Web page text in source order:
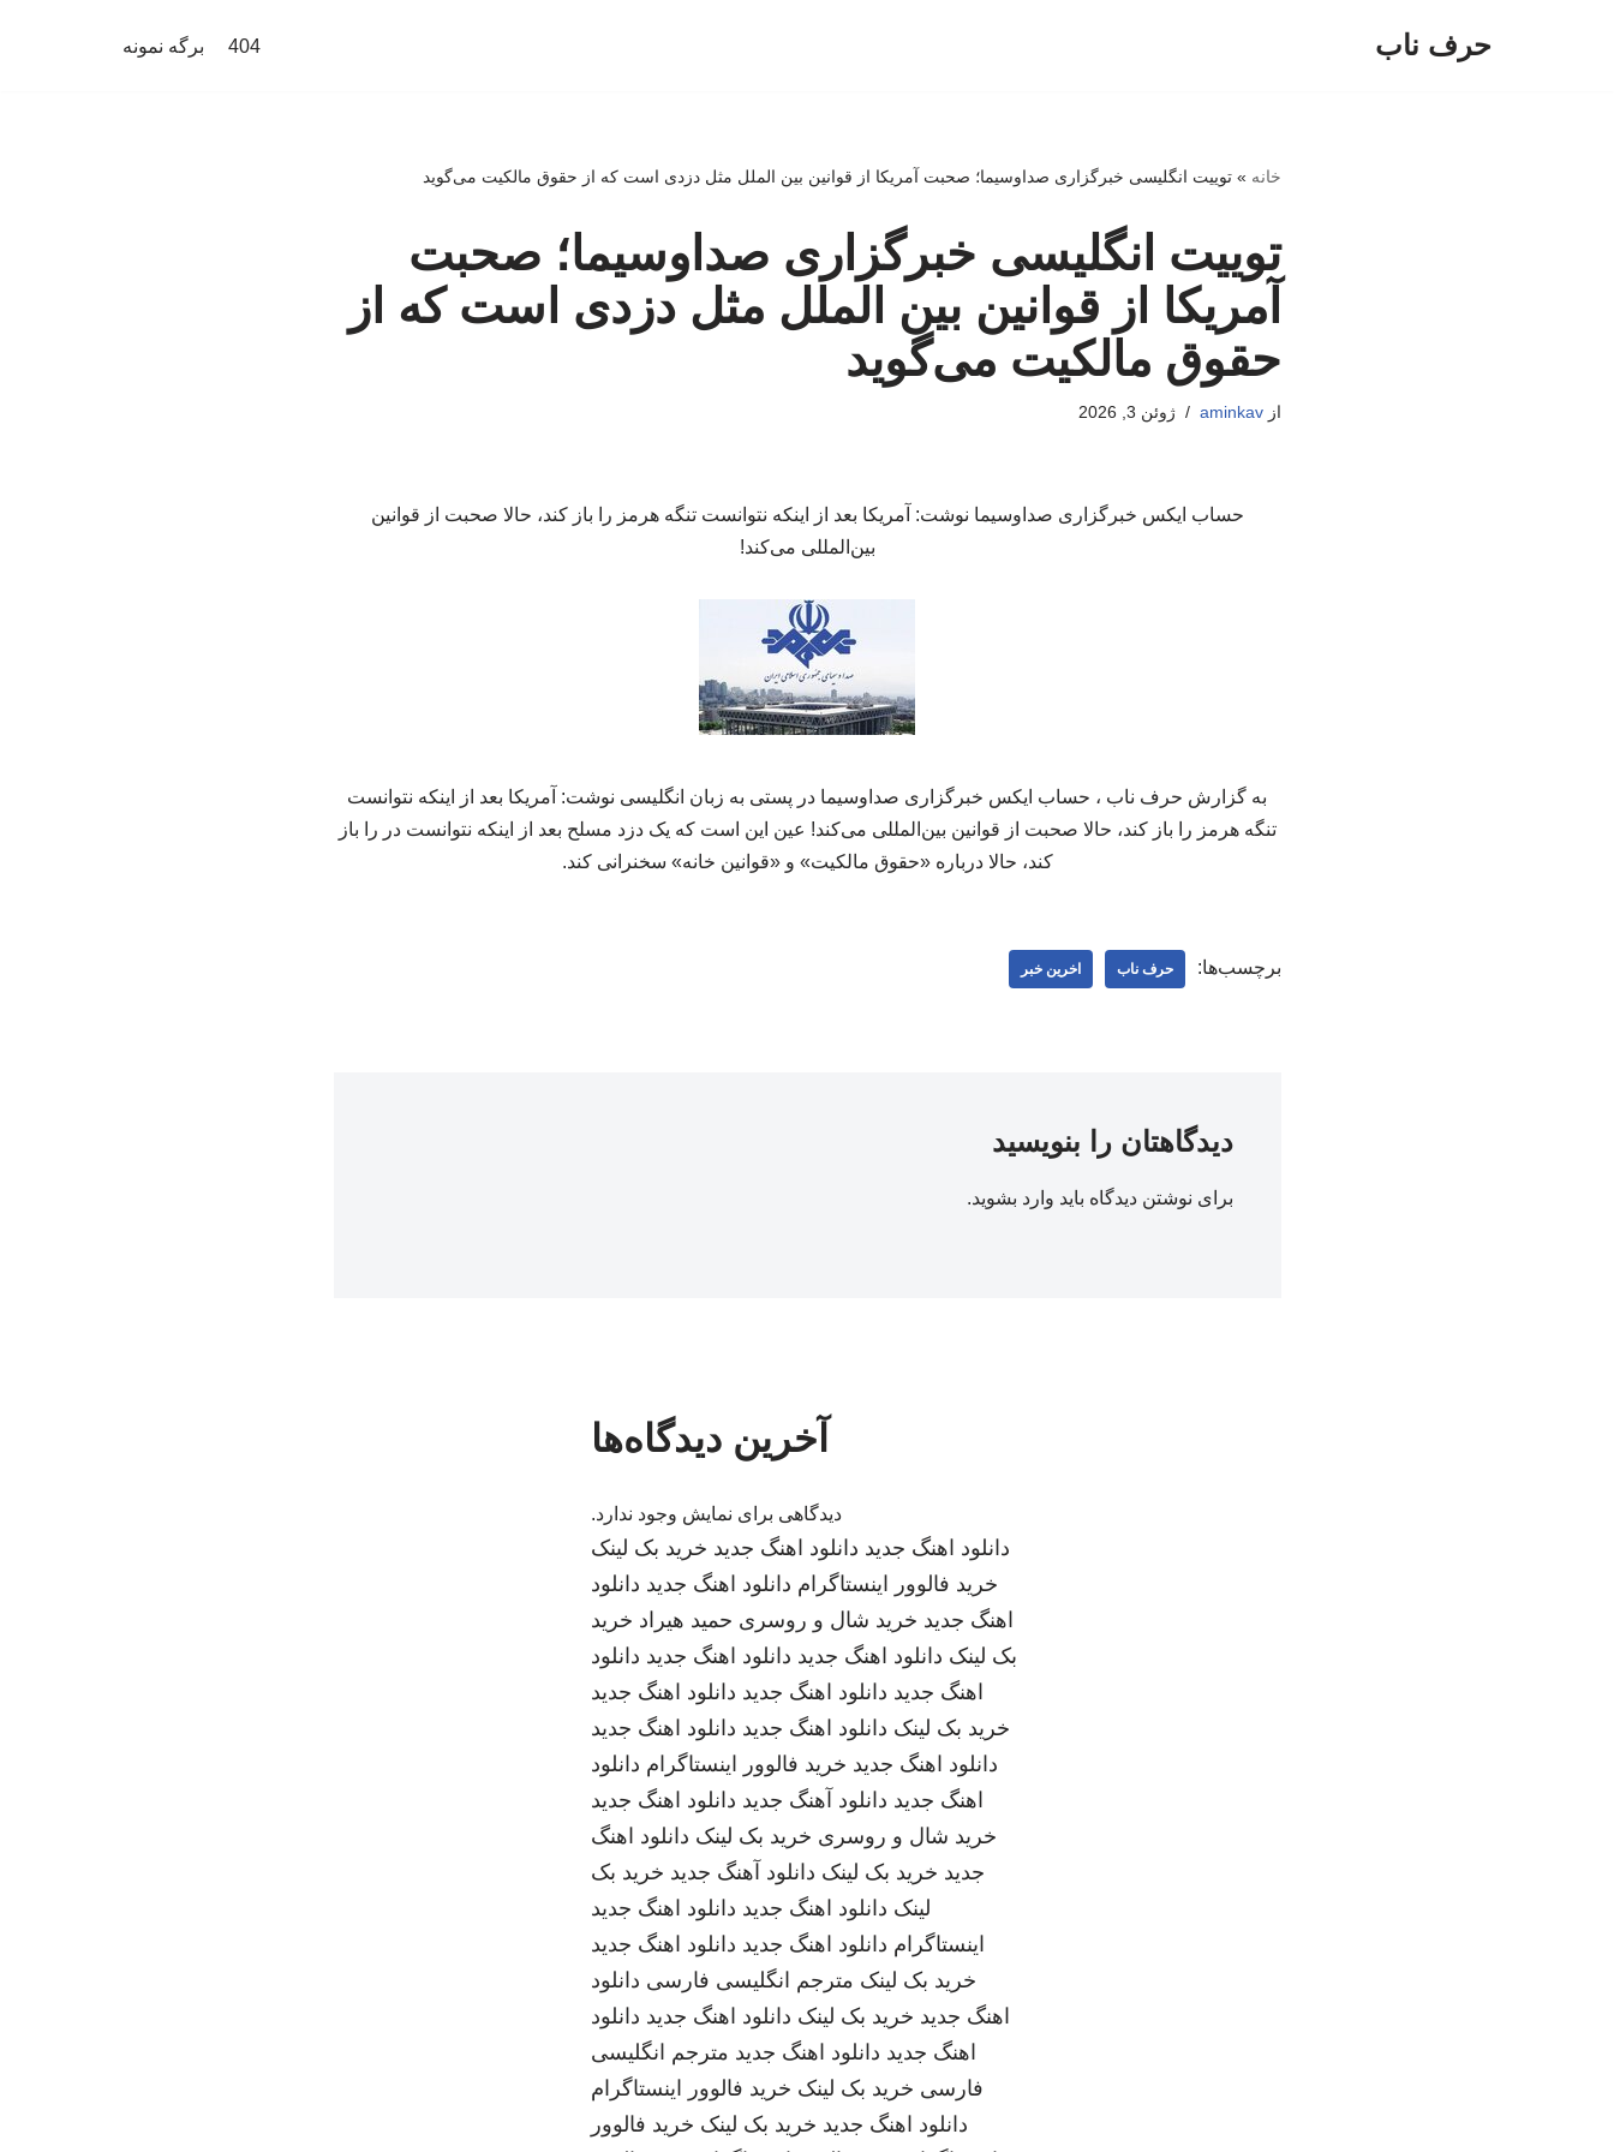
حرف ناب 404 برگه نمونه
خانه »توییت انگلیسی خبرگزاری صداوسیما؛ صحبت آمریکا از قوانین بین الملل مثل دزدی است که از حقوق مالکیت می‌گوید
توییت انگلیسی خبرگزاری صداوسیما؛ صحبت
آمریکا از قوانین بین الملل مثل دزدی است که از
حقوق مالکیت می‌گوید
ازaminkav ژوئن 3, 2026
حساب ایکس خبرگزاری صداوسیما نوشت: آمریکا بعد از اینکه نتوانست تنگه هرمز را باز کند، حالا صحبت از قوانین
بین‌المللی می‌کند!
به گزارش حرف ناب ، حساب ایکس خبرگزاری صداوسیما در پستی به زبان انگلیسی نوشت: آمریکا بعد از اینکه نتوانست
تنگه هرمز را باز کند، حالا صحبت از قوانین بین‌المللی می‌کند! عین این است که یک دزد مسلح بعد از اینکه نتوانست در را باز
کند، حالا درباره «حقوق مالکیت» و «قوانین خانه» سخنرانی کند.
برچسب‌ها: حرف ناب اخرین خبر
دیدگاهتان را بنویسید
برای نوشتن دیدگاه باید وارد بشوید.
آخرین دیدگاه‌ها
دیدگاهی برای نمایش وجود ندارد.
دانلود اهنگ جدید دانلود اهنگ جدید خرید بک لینک
خرید فالوور اینستاگرام دانلود اهنگ جدید دانلود
اهنگ جدید خرید شال و روسری حمید هیراد خرید
بک لینک دانلود اهنگ جدید دانلود اهنگ جدید دانلود
اهنگ جدید دانلود اهنگ جدید دانلود اهنگ جدید
خرید بک لینک دانلود اهنگ جدید دانلود اهنگ جدید
دانلود اهنگ جدید خرید فالوور اینستاگرام دانلود
اهنگ جدید دانلود آهنگ جدید دانلود اهنگ جدید
خرید شال و روسری خرید بک لینک دانلود اهنگ
جدید خرید بک لینک دانلود آهنگ جدید خرید بک
لینک دانلود اهنگ جدید دانلود اهنگ جدید
اینستاگرام دانلود اهنگ جدید دانلود اهنگ جدید
خرید بک لینک مترجم انگلیسی فارسی دانلود
اهنگ جدید خرید بک لینک دانلود اهنگ جدید دانلود
اهنگ جدید دانلود اهنگ جدید مترجم انگلیسی
فارسی خرید بک لینک خرید فالوور اینستاگرام
دانلود اهنگ جدید خرید بک لینک خرید فالوور